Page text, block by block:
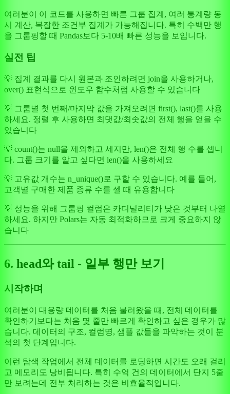
여러분이 이 코드를 사용하면 빠른 그룹 집계, 여러 통계량 동
시 계산, 복잡한 조건부 집계가 가능해집니다. 특히 수백만 행
을 그룹핑할 때 Pandas보다 5-10배 빠른 성능을 보입니다.
실전 팁
💡 집계 결과를 다시 원본과 조인하려면 join을 사용하거나,
over() 표현식으로 윈도우 함수처럼 사용할 수 있습니다
💡 그룹별 첫 번째/마지막 값을 가져오려면 first(), last()를 사용
하세요. 정렬 후 사용하면 최댓값/최솟값의 전체 행을 얻을 수
있습니다
💡 count()는 null을 제외하고 세지만, len()은 전체 행 수를 셉니
다. 그룹 크기를 알고 싶다면 len()을 사용하세요
💡 고유값 개수는 n_unique()로 구할 수 있습니다. 예를 들어,
고객별 구매한 제품 종류 수를 셀 때 유용합니다
💡 성능을 위해 그룹핑 컬럼은 카디널리티가 낮은 것부터 나열
하세요. 하지만 Polars는 자동 최적화하므로 크게 중요하지 않
습니다
6. head와 tail - 일부 행만 보기
시작하며
여러분이 대용량 데이터를 처음 불러왔을 때, 전체 데이터를
확인하기보다는 처음 몇 줄만 빠르게 확인하고 싶은 경우가 많
습니다. 데이터의 구조, 컬럼명, 샘플 값들을 파악하는 것이 분
석의 첫 단계입니다.
이런 탐색 작업에서 전체 데이터를 로딩하면 시간도 오래 걸리
고 메모리도 낭비됩니다. 특히 수억 건의 데이터에서 단지 5줄
만 보려는데 전부 처리하는 것은 비효율적입니다.